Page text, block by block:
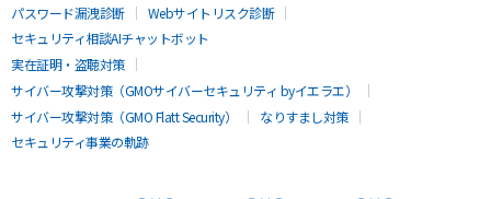
パスワード漏洩診断
Webサイトリスク診断
セキュリティ相談AIチャットボット
実在証明・盗聴対策
サイバー攻撃対策（GMOサイバーセキュリティ byイエラエ）
サイバー攻撃対策（GMO Flatt Security）
なりすまし対策
セキュリティ事業の軌跡